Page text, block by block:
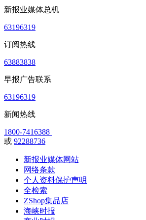
新报业媒体总机
63196319
订阅热线
63883838
早报广告联系
63196319
新闻热线
1800-7416388
或 92288736
新报业媒体网站
网络条款
个人资料保护声明
全检索
ZShop集品店
海峡时报